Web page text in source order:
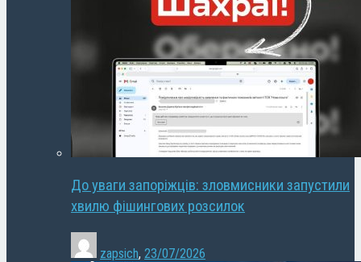
До уваги запоріжців: зловмисники запустили
хвилю фішингових розсилок
zapsich, 23/07/2026